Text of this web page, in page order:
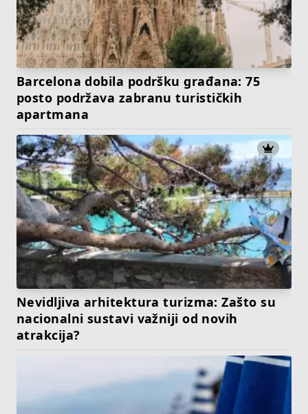
Barcelona dobila podršku građana: 75
posto podržava zabranu turističkih
apartmana
Nevidljiva arhitektura turizma: Zašto su
nacionalni sustavi važniji od novih
atrakcija?